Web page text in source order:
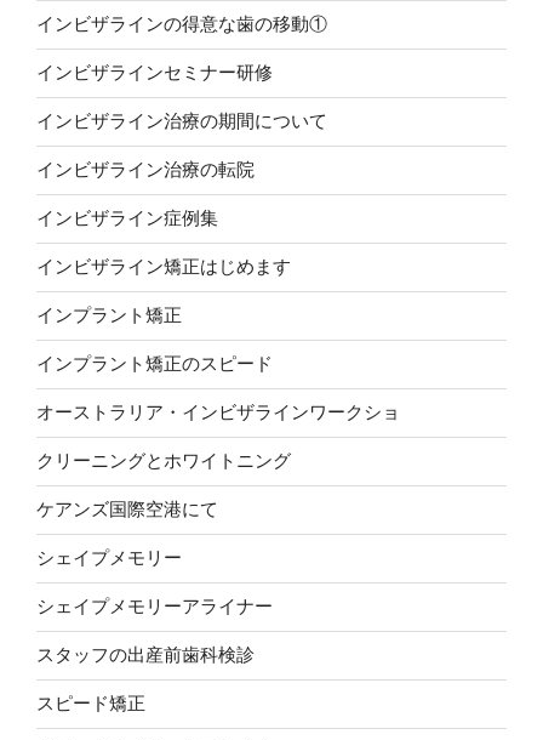
インビザラインの得意な歯の移動①
インビザラインセミナー研修
インビザライン治療の期間について
インビザライン治療の転院
インビザライン症例集
インビザライン矯正はじめます
インプラント矯正
インプラント矯正のスピード
オーストラリア・インビザラインワークショ
クリーニングとホワイトニング
ケアンズ国際空港にて
シェイプメモリー
シェイプメモリーアライナー
スタッフの出産前歯科検診
スピード矯正